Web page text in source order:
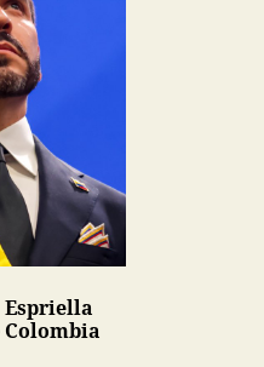
Espriella
Colombia